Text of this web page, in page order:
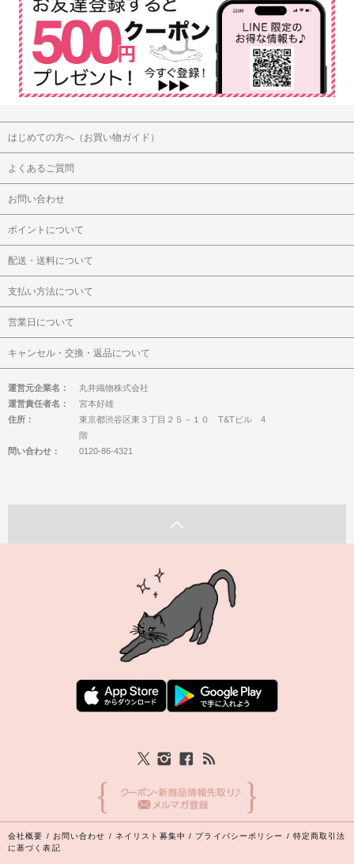
はじめての方へ（お買い物ガイド）
よくあるご質問
お問い合わせ
ポイントについて
配送・送料について
支払い方法について
営業日について
キャンセル・交換・返品について
運営元企業名：
丸井織物株式会社
運営責任者名：
宮本好雄
住所：
東京都渋谷区東３丁目２５－１０ T&Tビル 4
階
問い合わせ：
0120-86-4321
会社概要 / お問い合わせ / ネイリスト募集中 / プライバシーポリシー / 特定商取引法
に基づく表記